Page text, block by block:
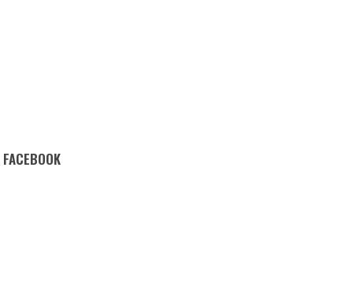
FACEBOOK